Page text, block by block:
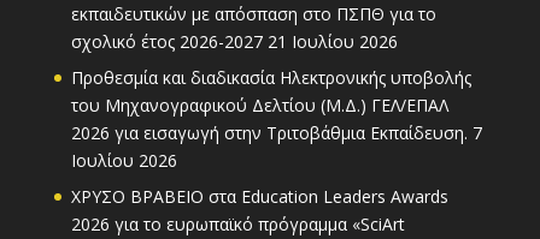
εκπαιδευτικών με απόσπαση στο ΠΣΠΘ για το
σχολικό έτος 2026-2027 21 Ιουλίου 2026
Προθεσμία και διαδικασία Ηλεκτρονικής υποβολής
του Μηχανογραφικού Δελτίου (Μ.Δ.) ΓΕΛ/ΕΠΑΛ
2026 για εισαγωγή στην Τριτοβάθμια Εκπαίδευση. 7
Ιουλίου 2026
ΧΡΥΣΟ ΒΡΑΒΕΙΟ στα Education Leaders Awards
2026 για το ευρωπαϊκό πρόγραμμα «SciArt